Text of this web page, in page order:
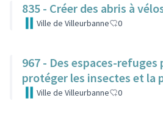
835 - Créer des abris à
Ville de Villeurbanne 0
967 - Des espaces-
protéger les insectes et la
Ville de Villeurbanne 0